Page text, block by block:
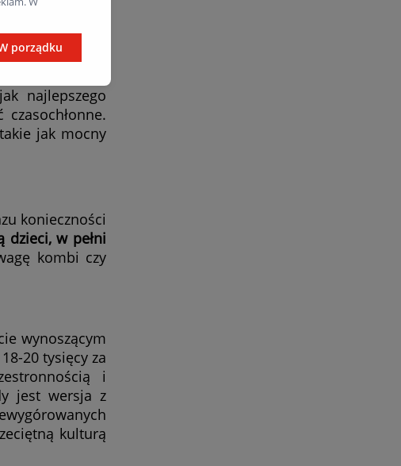
z
Na rynku
może mieć
najlepszego
jak mocny
konieczności
w pełni
kombi czy
wynoszącym
20 tysięcy za
i
jest wersja z
kulturą
porządku